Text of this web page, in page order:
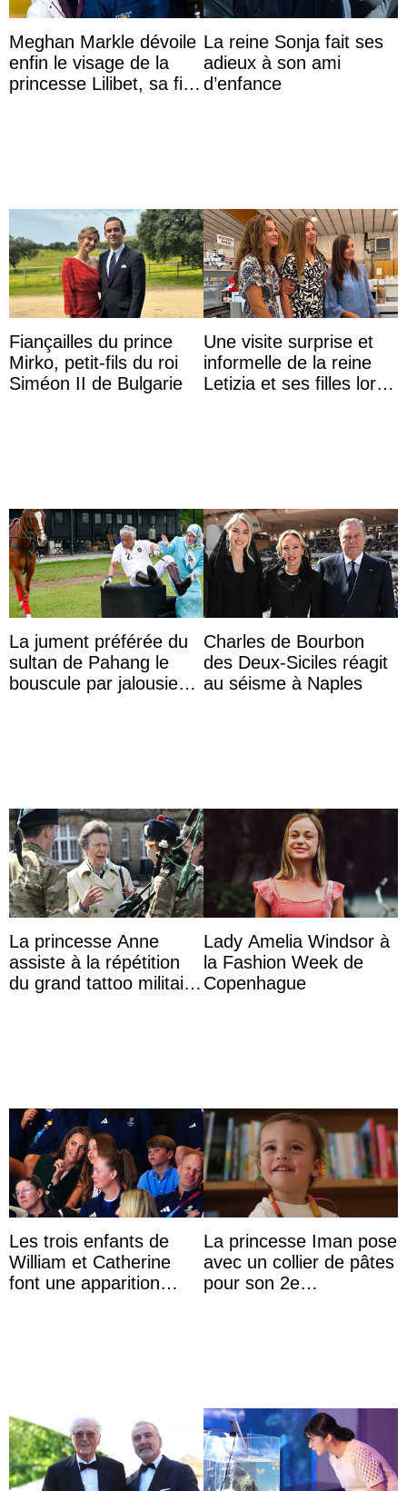
Meghan Markle dévoile
enfin le visage de la
princesse Lilibet, sa fille
La reine Sonja fait ses
adieux à son ami
d’enfance
Fiançailles du prince
Mirko, petit-fils du roi
Siméon II de Bulgarie
Une visite surprise et
informelle de la reine
Letizia et ses filles lors
La jument préférée du
sultan de Pahang le
bouscule par jalousie
Charles de Bourbon
des Deux-Siciles réagit
au séisme à Naples
La princesse Anne
assiste à la répétition
du grand tattoo militaire
Lady Amelia Windsor à
la Fashion Week de
Copenhague
Les trois enfants de
William et Catherine
font une apparition
La princesse Iman pose
avec un collier de pâtes
pour son 2e